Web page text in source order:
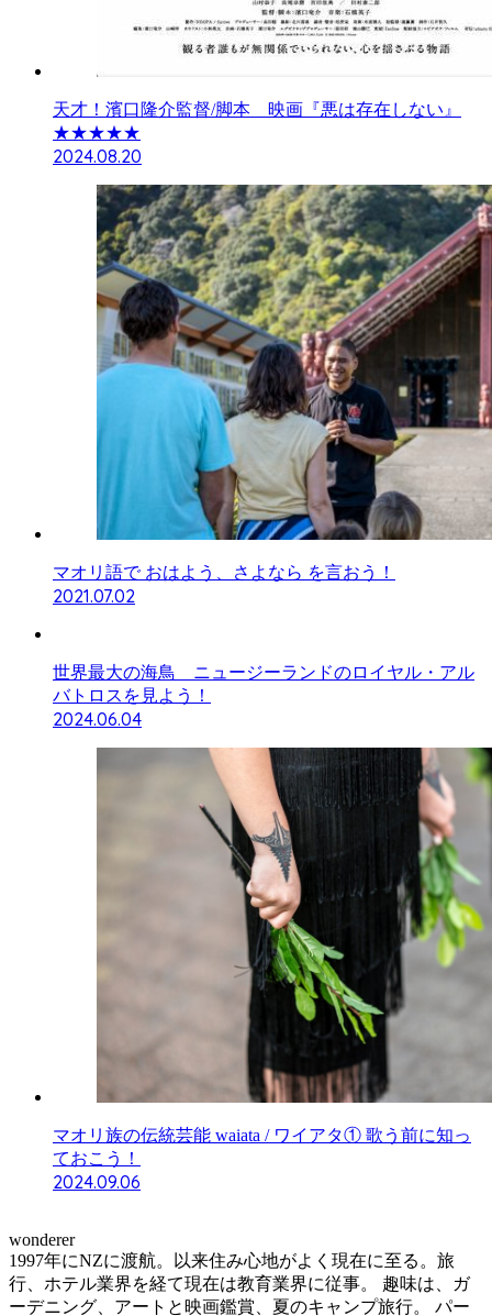
天才！濱口隆介監督/脚本 映画『悪は存在しない』
★★★★★
2024.08.20
マオリ語で おはよう、さよなら を言おう！
2021.07.02
世界最大の海鳥 ニュージーランドのロイヤル・アル
バトロスを見よう！
2024.06.04
マオリ族の伝統芸能 waiata / ワイアタ① 歌う前に知っ
ておこう！
2024.09.06
wonderer
1997年にNZに渡航。以来住み心地がよく現在に至る。旅
行、ホテル業界を経て現在は教育業界に従事。 趣味は、ガ
ーデニング、アートと映画鑑賞、夏のキャンプ旅行。 パー